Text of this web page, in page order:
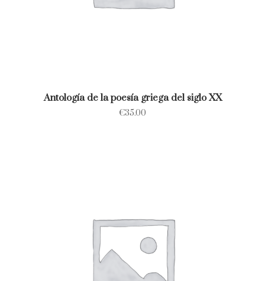
Antología de la poesía griega del siglo XX
€35.00